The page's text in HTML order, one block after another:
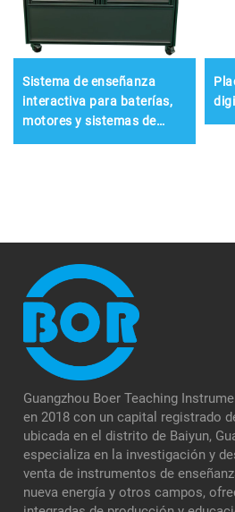
Sistema de enseñanza
interactiva para baterías,
motores y sistemas de
Guangzhou Boer Teaching
en 2018 con un capital registrado
ubicada en el distrito de Baiyun,
especializa en la investigación y
venta de instrumentos de
nueva energía y otros campos,